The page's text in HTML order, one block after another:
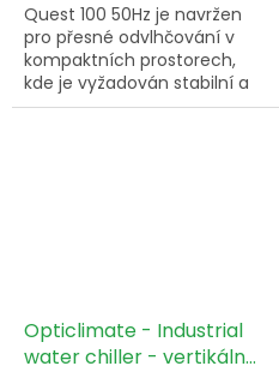
Quest 100 50Hz je navržen
pro přesné odvlhčování v
kompaktních prostorech,
kde je vyžadován stabilní a
spolehlivý výkon. Tento
Opticlimate - Industrial
water chiller - vertikální